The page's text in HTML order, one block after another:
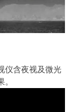
仪含夜视及微光